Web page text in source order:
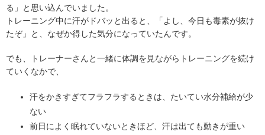
る」と思い込んでいました。
トレーニング中に汗がドバッと出ると、「よし、今日も毒素が抜け
たぞ」と、なぜか得した気分になっていたんです。
でも、トレーナーさんと一緒に体調を見ながらトレーニングを続け
ていくなかで、
汗をかきすぎてフラフラするときは、たいてい水分補給が少
ない
前日によく眠れていないときほど、汗は出ても動きが重い